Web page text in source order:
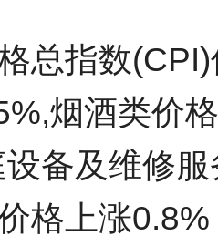
总指数
烟酒类价
备及维修
格上涨